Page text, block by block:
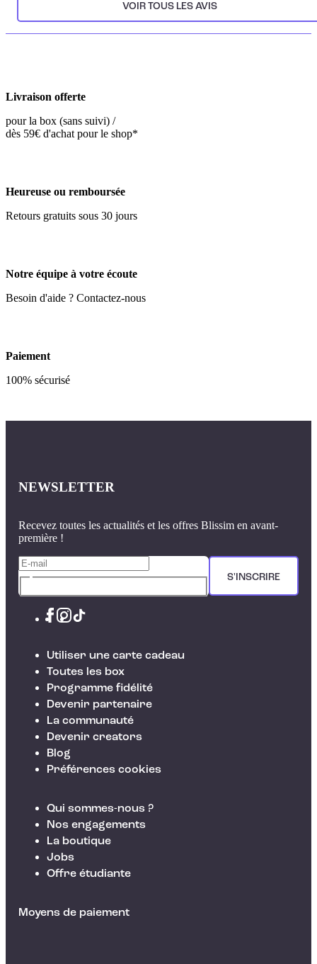
VOIR TOUS LES AVIS
Livraison offerte
pour la box (sans suivi) /
dès 59€ d'achat pour le shop*
Heureuse ou remboursée
Retours gratuits sous 30 jours
Notre équipe à votre écoute
Besoin d'aide ? Contactez-nous
Paiement
100% sécurisé
NEWSLETTER
Recevez toutes les actualités et les offres Blissim en avant-
première !
S'INSCRIRE
Utiliser une carte cadeau
Toutes les box
Programme fidélité
Devenir partenaire
La communauté
Devenir creators
Blog
Préférences cookies
Qui sommes-nous ?
Nos engagements
La boutique
Jobs
Offre étudiante
Moyens de paiement